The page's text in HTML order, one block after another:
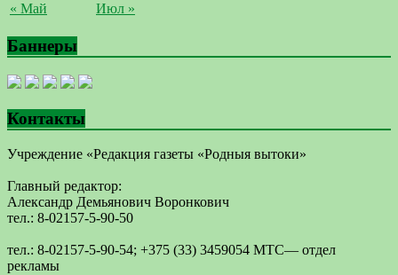
« Май Июл »
Баннеры
Контакты
Учреждение «Редакция газеты «Родныя вытоки»
Главный редактор:
Александр Демьянович Воронкович
тел.: 8-02157-5-90-50
тел.: 8-02157-5-90-54; +375 (33) 3459054 МТС— отдел
рекламы